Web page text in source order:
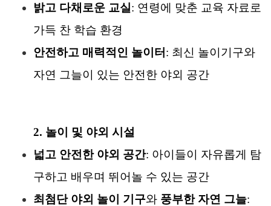
밝고 다채로운 교실 : 연령에 맞춘 교육 자료로
가득 찬 학습 환경
안전하고 매력적인 놀이터 : 최신 놀이기구와
자연 그늘이 있는 안전한 야외 공간
2. 놀이 및 야외 시설
넓고 안전한 야외 공간: 아이들이 자유롭게 탐
구하고 배우며 뛰어놀 수 있는 공간
최첨단 야외 놀이 기구와 풍부한 자연 그늘: